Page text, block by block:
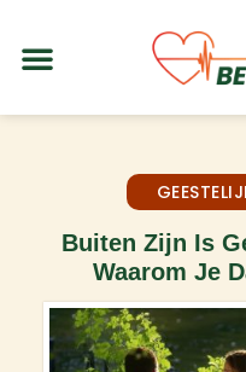
Buiten Zijn Is
Waarom Je